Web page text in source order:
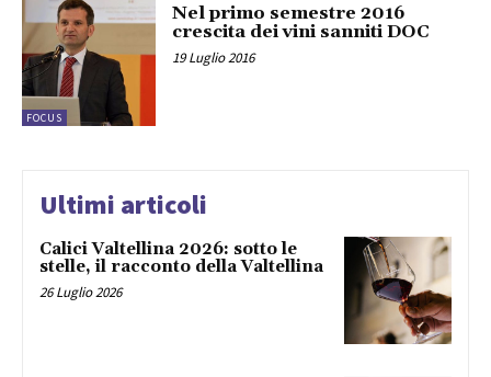
FOCUS
Nel primo semestre 2016
crescita dei vini sanniti DOC
19 Luglio 2016
Ultimi articoli
Calici Valtellina 2026: sotto le
stelle, il racconto della Valtellina
26 Luglio 2026